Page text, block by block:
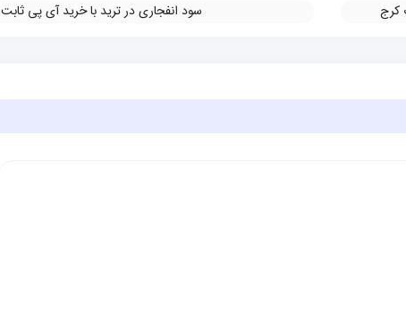
کرج سود انفجاری در ترید با خرید آی پی ثابت